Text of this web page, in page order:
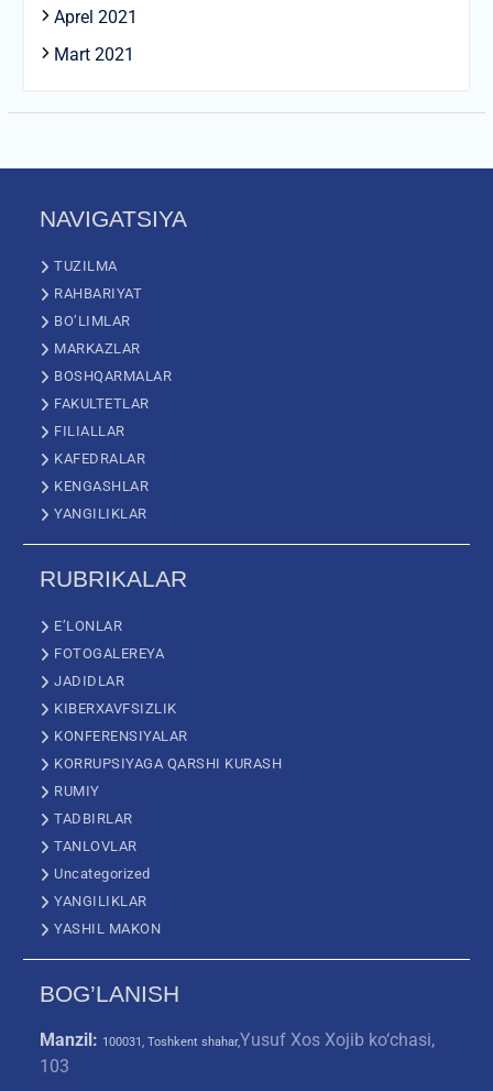
Aprel 2021
Mart 2021
NAVIGATSIYA
TUZILMA
RAHBARIYAT
BO’LIMLAR
MARKAZLAR
BOSHQARMALAR
FAKULTETLAR
FILIALLAR
KAFEDRALAR
KENGASHLAR
YANGILIKLAR
RUBRIKALAR
E’LONLAR
FOTOGALEREYA
JADIDLAR
KIBERXAVFSIZLIK
KONFERENSIYALAR
KORRUPSIYAGA QARSHI KURASH
RUMIY
TADBIRLAR
TANLOVLAR
Uncategorized
YANGILIKLAR
YASHIL MAKON
BOG’LANISH
Manzil: 100031, Toshkent shahar,Yusuf Xos Xojib ko‘chasi,
103